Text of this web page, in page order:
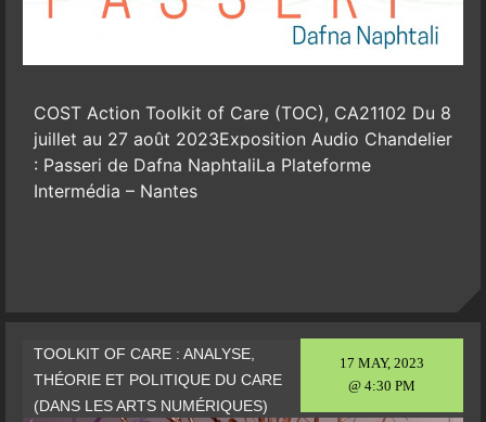
COST Action Toolkit of Care (TOC), CA21102 Du 8
juillet au 27 août 2023Exposition Audio Chandelier
: Passeri de Dafna NaphtaliLa Plateforme
Intermédia – Nantes
17 MAY, 2023
@ 4:30 PM
TOOLKIT OF CARE : ANALYSE,
THÉORIE ET POLITIQUE DU CARE
(DANS LES ARTS NUMÉRIQUES)